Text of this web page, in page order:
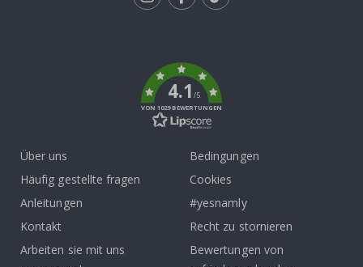
4.1/5
VON 1029 BEWERTUNGEN
Über uns
Häufig gestellte fragen
Anleitungen
Kontakt
Arbeiten sie mit uns
Bedingungen
Cookies
#yesnamly
Recht zu stornieren
Bewertungen von